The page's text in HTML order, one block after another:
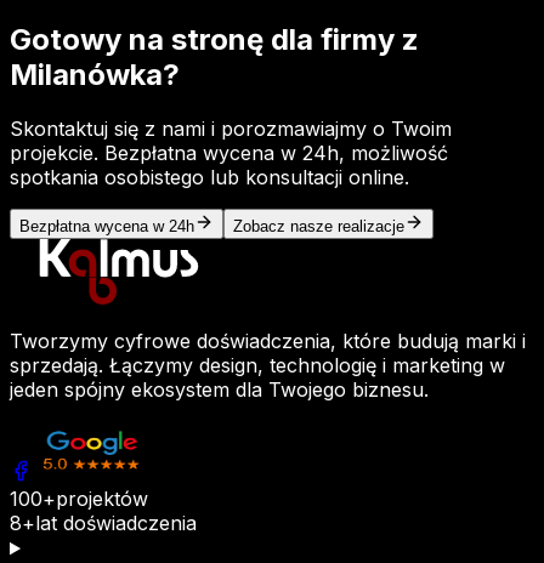
Gotowy na stronę dla firmy z
Milanówka?
Skontaktuj się z nami i porozmawiajmy o Twoim
projekcie. Bezpłatna wycena w 24h, możliwość
spotkania osobistego lub konsultacji online.
Bezpłatna wycena w 24h Zobacz nasze realizacje
Tworzymy cyfrowe doświadczenia, które budują marki i
sprzedają. Łączymy design, technologię i marketing w
jeden spójny ekosystem dla Twojego biznesu.
100+projektów
8+lat doświadczenia